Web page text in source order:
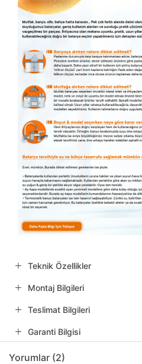
Teknik Özellikler
Montaj Bilgileri
Teslimat Bilgileri
Garanti Bilgisi
Yorumlar (2)